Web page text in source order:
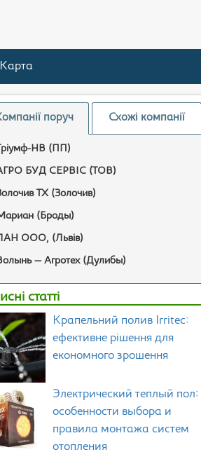
Карта
поруч Схожі компанії
НВ (ПП)
БУД СЕРВІС (ТОВ)
ТХ (Золочив)
(Броды)
ООО, (Львів)
— Агротех (Дулибы)
статті
Крапельний полив Irritec:
ефективне рішення для
економного зрошення
Электрический теплый пол:
особенности выбора и
правила монтажа систем
отопления